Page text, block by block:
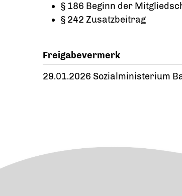
§ 186 Beginn der
§ 242 Zusatzbeitrag
Freigabevermerk
29.01.2026 Sozialministerium